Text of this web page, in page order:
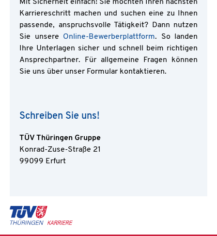
Mit Sicherheit einfach! Sie möchten Ihren nächsten
Karriereschritt machen und suchen eine zu Ihnen
passende, anspruchsvolle Tätigkeit? Dann nutzen
Sie unsere Online-Bewerberplattform. So landen
Ihre Unterlagen sicher und schnell beim richtigen
Ansprechpartner. Für allgemeine Fragen können
Sie uns über unser Formular kontaktieren.
Schreiben Sie uns!
TÜV Thüringen Gruppe
Konrad-Zuse-Straße 21
99099 Erfurt